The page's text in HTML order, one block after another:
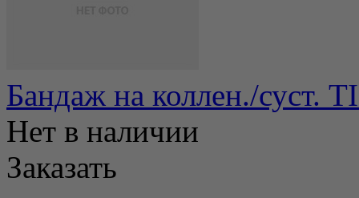
Бандаж на коллен./суст.
Нет в наличии
Заказать